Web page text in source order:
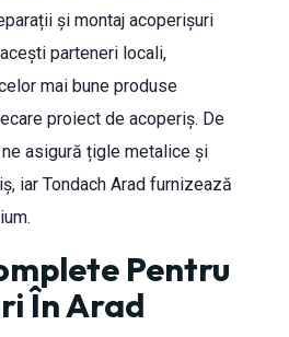
și montaj acoperișuri
parteneri locali,
mai bune produse
proiect de acoperiș. De
asigură țigle metalice și
iar Tondach Arad furnizează
Pentru
În Arad